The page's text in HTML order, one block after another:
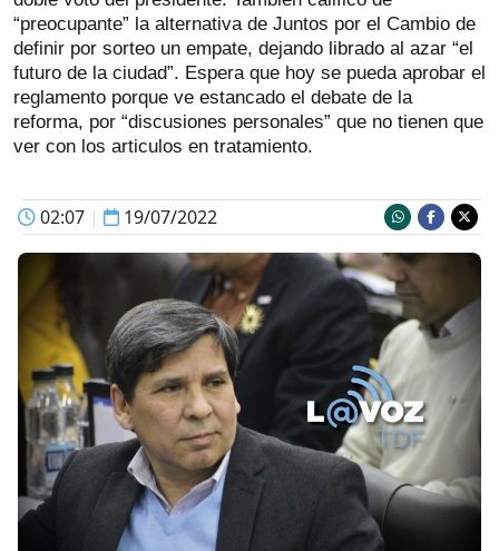
“preocupante” la alternativa de Juntos por el Cambio de
definir por sorteo un empate, dejando librado al azar “el
futuro de la ciudad”. Espera que hoy se pueda aprobar el
reglamento porque ve estancado el debate de la
reforma, por “discusiones personales” que no tienen que
ver con los articulos en tratamiento.
02:07 | 19/07/2022